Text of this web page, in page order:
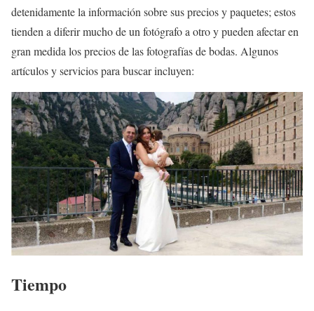
detenidamente la información sobre sus precios y paquetes; estos
tienden a diferir mucho de un fotógrafo a otro y pueden afectar en
gran medida los precios de las fotografías de bodas. Algunos
artículos y servicios para buscar incluyen:
Tiempo